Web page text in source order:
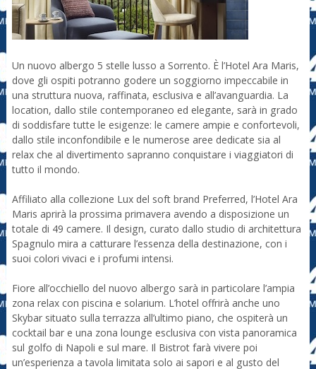
Un nuovo albergo 5 stelle lusso a Sorrento. È l’Hotel Ara Maris,
dove gli ospiti potranno godere un soggiorno impeccabile in
una struttura nuova, raffinata, esclusiva e all’avanguardia. La
location, dallo stile contemporaneo ed elegante, sarà in grado
di soddisfare tutte le esigenze: le camere ampie e confortevoli,
dallo stile inconfondibile e le numerose aree dedicate sia al
relax che al divertimento sapranno conquistare i viaggiatori di
tutto il mondo.
Affiliato alla collezione Lux del soft brand Preferred, l’Hotel Ara
Maris aprirà la prossima primavera avendo a disposizione un
totale di 49 camere. Il design, curato dallo studio di architettura
Spagnulo mira a catturare l’essenza della destinazione, con i
suoi colori vivaci e i profumi intensi.
Fiore all’occhiello del nuovo albergo sarà in particolare l’ampia
zona relax con piscina e solarium. L’hotel offrirà anche uno
Skybar situato sulla terrazza all’ultimo piano, che ospiterà un
cocktail bar e una zona lounge esclusiva con vista panoramica
sul golfo di Napoli e sul mare. Il Bistrot farà vivere poi
un’esperienza a tavola limitata solo ai sapori e al gusto del